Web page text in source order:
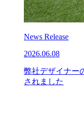
News Release
2026.06.08
弊社デザイナー
されました